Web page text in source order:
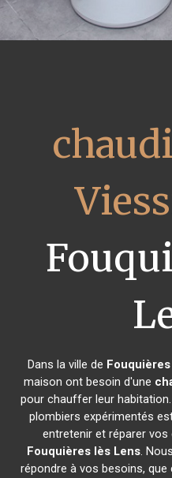
Dans la ville de
maison ont besoin d'une
pour chauffer leur
plombiers expérimentés
entretenir et réparer
Fouquières lès Lens.
répondre à vos besoins,